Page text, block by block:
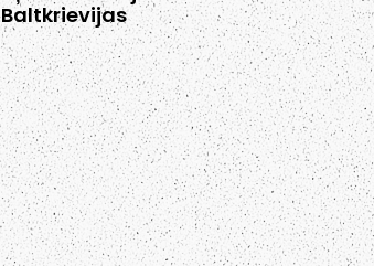
Baltkrievijas